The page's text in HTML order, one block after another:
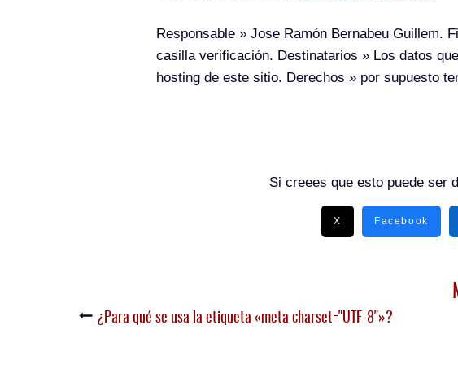
Responsable » Jose Ramón Bernabeu Guillem.
casilla verificación. Destinatarios » Los datos
hosting de este sitio. Derechos » por supuesto
Si creees que esto puede ser
X Facebook
¿Para qué se usa la etiqueta «meta charset="UTF-8"»?